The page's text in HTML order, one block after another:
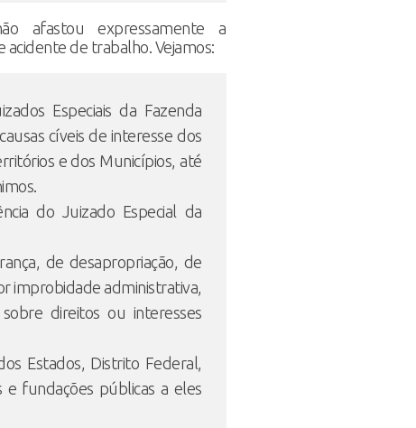
afastou expressamente a
de trabalho. Vejamos:
Especiais da Fazenda
cíveis de interesse dos
e dos Municípios, até
do Juizado Especial da
de desapropriação, de
improbidade administrativa,
direitos ou interesses
Estados, Distrito Federal,
e fundações públicas a eles